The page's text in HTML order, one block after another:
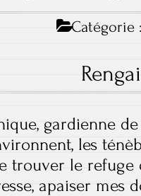
Catégorie
gardienne
les
trouver le refuge
apaiser mes